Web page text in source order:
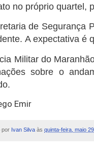
no próprio quartel,
de Segurança
A expectativa é
Militar do
sobre o
Emir
por Ivan Silva às quinta-feira, maio